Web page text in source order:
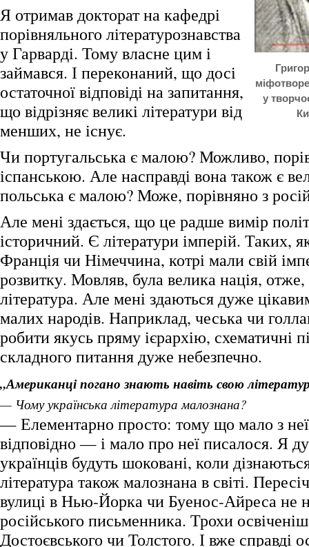
у
Я отримав докторат на кафедрі
порівняльного літературознавства
у Гарварді. Тому власне цим і
займався. І переконаний, що досі
остаточної відповіді на запитання,
що відрізняє великі літератури від
менших, не існує.
Чи португальська є малою? Можливо,
іспанською. Але насправді вона також є
польська є малою? Може, порівняно з
Але мені здається, що це радше вимір
історичний. Є літератури імперій. Таких,
Франція чи Німеччина, котрі мали свій
розвитку. Мовляв, була велика нація, отже,
література. Але мені здаються дуже
малих народів. Наприклад, чеська чи
робити якусь пряму ієрархію, схематичні
складного питання дуже небезпечно.
„Американці погано знають навіть свою
— Чому українська література малознана?
— Елементарно просто: тому що мало з
відповідно — і мало про неї писалося. Я
українців будуть шоковані, коли
література також малознана в світі.
вулиці в Нью-Йорка чи Буенос-Айреса не
російського письменника. Трохи
Достоєвського чи Толстого. І вже справді